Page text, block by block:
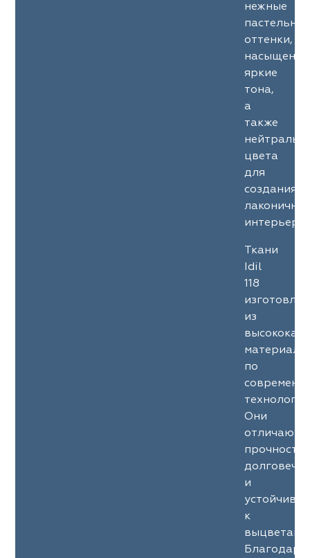
нежные
оттенки,
яркие
тона,
а
также
цвета
для
создания
Ткани
Idil
118
из
по
Они
и
к
Благодаря